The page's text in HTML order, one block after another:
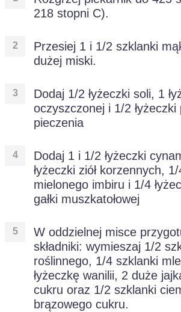
218 stopni C).
Przesiej 1 i 1/2 szklanki
dużej miski.
Dodaj 1/2 łyżeczki soli, 1
oczyszczonej i 1/2
pieczenia
Dodaj 1 i 1/2 łyżeczki
łyżeczki ziół korzennych, 1/
mielonego imbiru i 1/4
gałki muszkatołowej
W oddzielnej misce
składniki: wymieszaj 1/2
roślinnego, 1/4 szklanki
łyżeczkę wanilii, 2 duże
cukru oraz 1/2 szklanki
brązowego cukru.